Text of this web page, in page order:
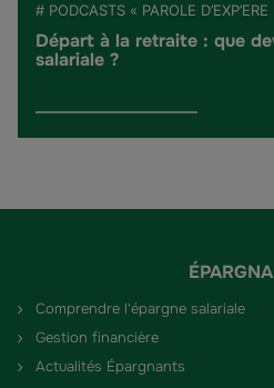
# PODCASTS « PAROLE D’EXP’ERE
Départ à la retraite : que
salariale ?
Comprendre l'épargne salariale
Gestion financière
Actualités Épargnants